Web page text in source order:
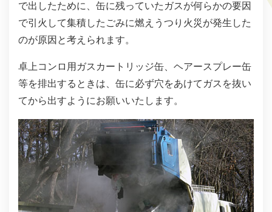
で出したために、缶に残っていたガスが何らかの要因
で引火して集積したごみに燃えうつり火災が発生した
のが原因と考えられます。
卓上コンロ用ガスカートリッジ缶、ヘアースプレー缶
等を排出するときは、缶に必ず穴をあけてガスを抜い
てから出すようにお願いいたします。